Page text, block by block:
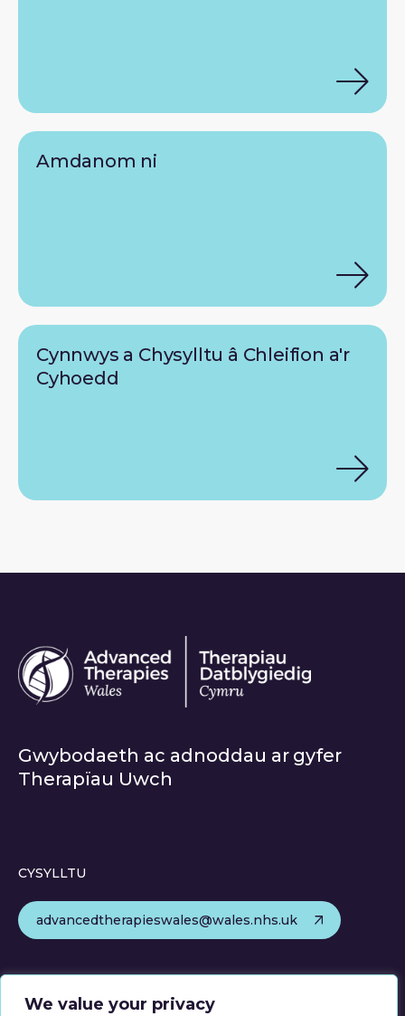
We value your privacy
Amdanom ni
Cynnwys a Chysylltu â Chleifion a'r
Cyhoedd
Gwybodaeth ac adnoddau ar gyfer
Therapïau Uwch
CYSYLLTU
advancedtherapieswales@wales.nhs.uk
DILYNA